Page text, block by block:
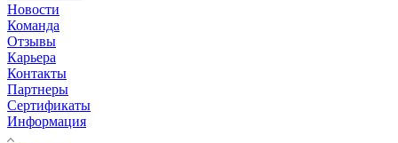
Новости
Команда
Отзывы
Карьера
Контакты
Партнеры
Сертификаты
Информация